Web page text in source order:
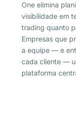
One elimina
visibilidade em
trading quanto
Empresas que
a equipe — e
cada cliente —
plataforma